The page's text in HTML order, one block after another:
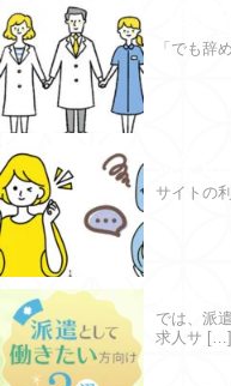
「でも辞
サイトの
では、派
求人サ […]